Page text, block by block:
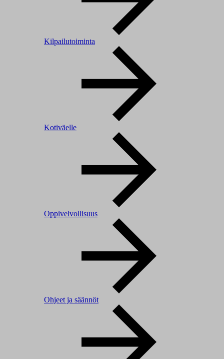
Kilpailutoiminta
Kotiväelle
Oppivelvollisuus
Ohjeet ja säännöt